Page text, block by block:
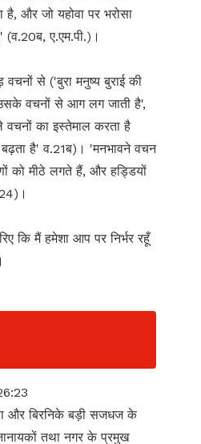
है, और जो यहोवा पर भरोसा
(व.20ब, ए.एम.पी.)।
से ('बुरा मनुष्य बुराई की
वचनों से आग लग जाती है',
का इस्तेमाल करता है
बढ़ता है' व.21ब)। 'मनभावने वचन
को मीठे लगते हैं, और हड्डियों
कि मैं हमेशा आप पर निर्भर रहूँ
और बिरनिके बड़ी सजधज के
तथा नगर के प्रमुख